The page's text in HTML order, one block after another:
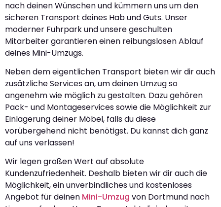
nach deinen Wünschen und kümmern uns um den
sicheren Transport deines Hab und Guts. Unser
moderner Fuhrpark und unsere geschulten
Mitarbeiter garantieren einen reibungslosen Ablauf
deines Mini-Umzugs.
Neben dem eigentlichen Transport bieten wir dir auch
zusätzliche Services an, um deinen Umzug so
angenehm wie möglich zu gestalten. Dazu gehören
Pack- und Montageservices sowie die Möglichkeit zur
Einlagerung deiner Möbel, falls du diese
vorübergehend nicht benötigst. Du kannst dich ganz
auf uns verlassen!
Wir legen großen Wert auf absolute
Kundenzufriedenheit. Deshalb bieten wir dir auch die
Möglichkeit, ein unverbindliches und kostenloses
Angebot für deinen Mini-Umzug von Dortmund nach